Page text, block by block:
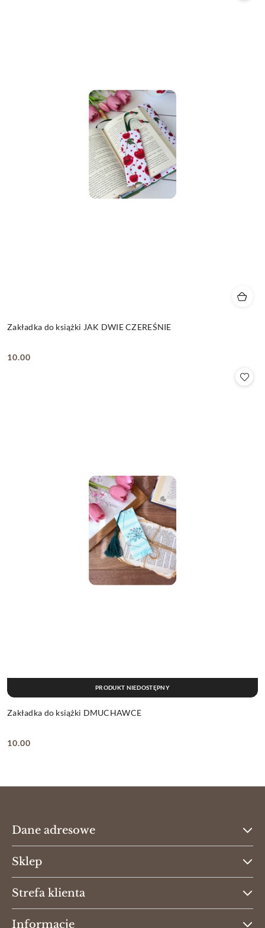
Zakładka do książki JAK DWIE CZEREŚNIE
Cena:
10.00
Zakładka do książki DMUCHAWCE
Cena:
10.00
PRODUKT NIEDOSTĘPNY
Dane adresowe
Sklep
Strefa klienta
Informacje